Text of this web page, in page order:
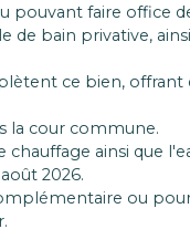
pouvant faire office
de bain privative,
ce bien, offrant
la cour commune.
ainsi que
2026.
ou